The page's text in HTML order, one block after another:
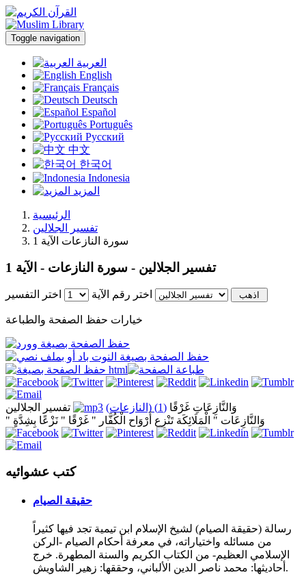
Toggle navigation
العربية
English
Français
Deutsch
Español
Português
Русский
中文
한국어
Indonesia
المزيد
الرئيسية
تفسير الجلالين
سورة النازعات الآية 1
تفسير الجلالين - سورة النازعات - الآية 1
اختر رقم الآية اختر التفسير
خيارات حفظ الصفحة والطباعة
وَالنَّازِعَاتِ غَرْقًا (1) (النازعات)
تفسير الجلالين
" وَالنَّازِعَات " الْمَلَائِكَة تَنْزِع أَرْوَاح الْكُفَّار " غَرْقًا " نَزْعًا بِشِدَّةٍ
كتب عشوائيه
حقيقة الصيام
رسالة (حقيقة الصيام) لشيخ الإسلام ابن تيمية تجد فيها كثيراً
من مسائله واختياراته، في معرفة أحكام الصيام -الركن
الإسلامي العظيم- من الكتاب الكريم والسنة المطهرة. خرج
أحاديثها: محمد ناصر الدين الألباني، وحققها: زهير الشاويش.